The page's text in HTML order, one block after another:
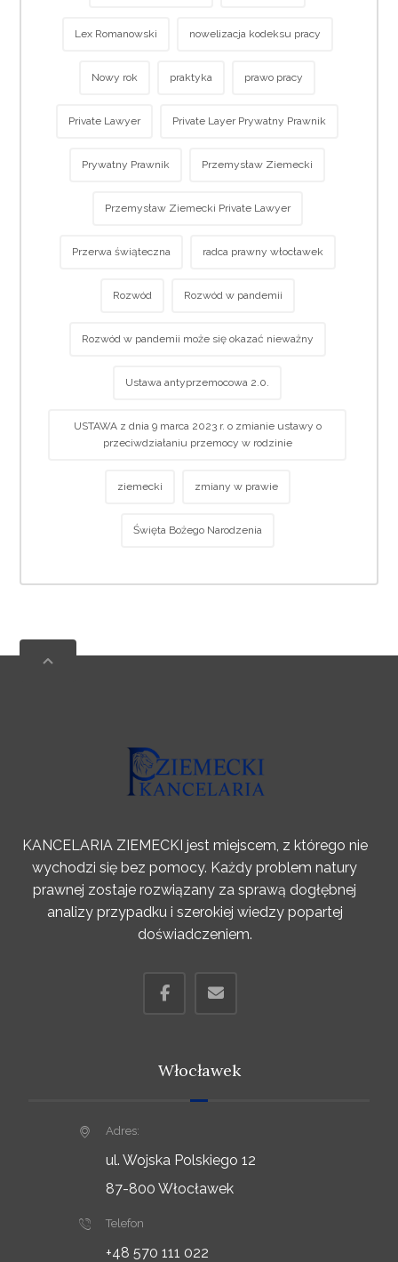
Lex Romanowski nowelizacja kodeksu pracy
Nowy rok praktyka prawo pracy
Private Lawyer Private Layer Prywatny Prawnik
Prywatny Prawnik Przemysław Ziemecki
Przemysław Ziemecki Private Lawyer
Przerwa świąteczna radca prawny włocławek
Rozwód Rozwód w pandemii
Rozwód w pandemii może się okazać nieważny
Ustawa antyprzemocowa 2.0.
USTAWA z dnia 9 marca 2023 r. o zmianie ustawy o
przeciwdziałaniu przemocy w rodzinie
ziemecki zmiany w prawie
Święta Bożego Narodzenia
KANCELARIA ZIEMECKI jest miejscem, z którego nie
wychodzi się bez pomocy. Każdy problem natury
prawnej zostaje rozwiązany za sprawą dogłębnej
analizy przypadku i szerokiej wiedzy popartej
doświadczeniem.
Włocławek
Adres:
ul. Wojska Polskiego 12
87-800 Włocławek
Telefon
+48 570 111 022